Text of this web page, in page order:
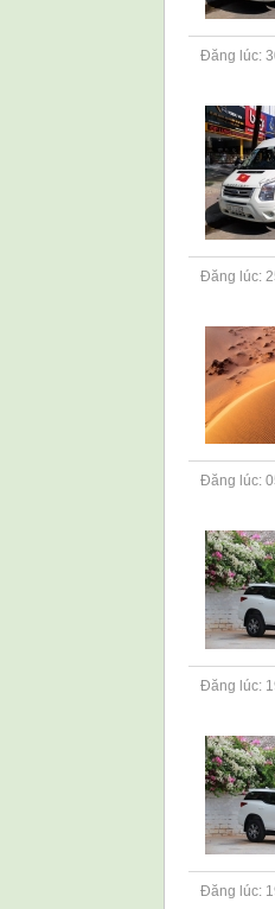
Đăng lúc:
Đăng lúc:
Đăng lúc:
Đăng lúc:
Đăng lúc: